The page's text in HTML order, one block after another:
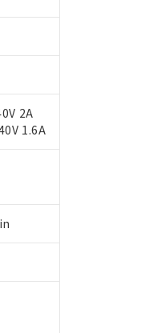
2A
1.6A
価格(税抜)を提供させてい
もあることをご了承くださ
当のオムロン制御機器販売
たは開示しないようお願い
、I-Webメンバーズにご登録
、当社および当社の共同利
囲で利用することをご了承
ル（BBP） 1000ppm以下、フタル酸
ます。
します。
。
商品（以下｢規制貨物等」
の他武器並びにこれらの製
容を当該第三者に通知しま
はお客様担当のオムロン制御